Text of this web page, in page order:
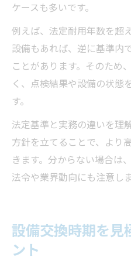
ケースも多いです。
例えば、法定耐用年数を超
設備もあれば、逆に基準内
ことがあります。そのため
く、点検結果や設備の状態
す。
法定基準と実務の違いを理
方針を立てることで、より
きます。分からない場合は
法令や業界動向にも注意し
設備交換時期を見
ント